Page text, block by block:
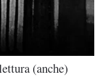
(anche)